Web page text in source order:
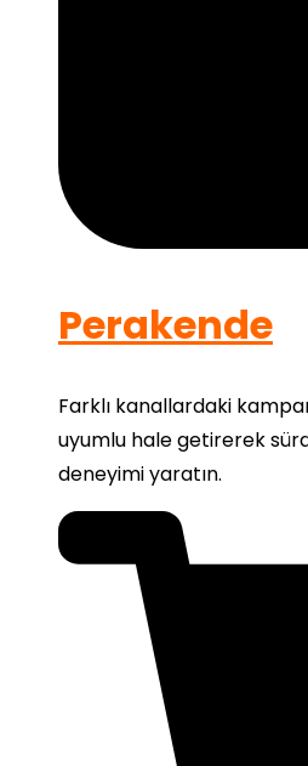
Perakende
Farklı kanallardaki
uyumlu hale getirerek
deneyimi yaratın.